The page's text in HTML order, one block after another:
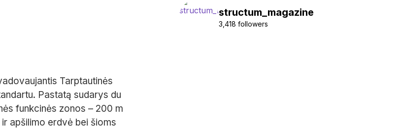
Tarptautinės
Pastatą sudarys du
funkcinės zonos – 200 m
apšilimo erdvė bei šioms
structum_magazine
3,418 followers